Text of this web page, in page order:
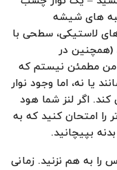
های شیشه
لاستیکی، سطحی با
در
مطمئن نیستم که
یا نه، اما وجود نوار
اگر لنز شما هود
را امتحان کنید که به
بپیچانید.
به هم نزنید. زمانی